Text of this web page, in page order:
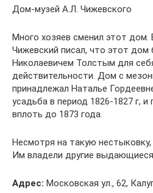
Дом-музей А.Л. Чижевского
Много хозяев сменил этот дом.
Чижевский писал, что этот
Николаевичем Толстым для
действительности. Дом с
принадлежал Наталье
усадьба в период 1826-1827 г,
вплоть до 1873 года.
Несмотря на такую
Им владели другие
Адрес: Московская ул., 62,